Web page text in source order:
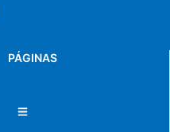
PÁGINAS